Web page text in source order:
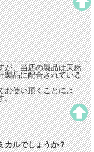
が、当店の製品は天然
製品に配合されている
お使い頂くことによ
。
カルでしょうか？